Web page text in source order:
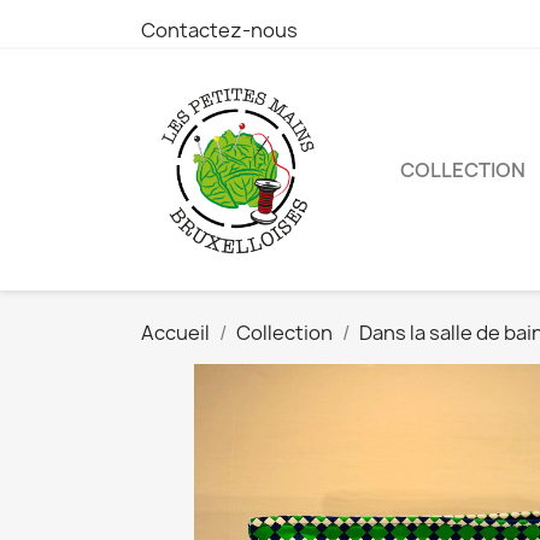
Contactez-nous
COLLECTION
Accueil Collection Dans la salle de